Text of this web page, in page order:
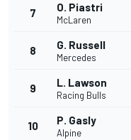
7 O. Piastri
McLaren
8 G. Russell
Mercedes
9 L. Lawson
Racing Bulls
10 P. Gasly
Alpine